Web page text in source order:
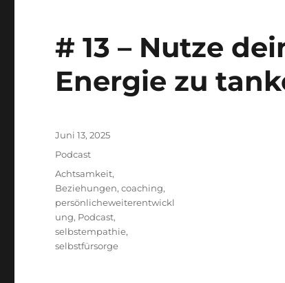
# 13 – Nutze
Energie zu
Veröffentlicht
Juni 13, 2025
Kategorien
Podcast
Schlagwörter
Achtsamkeit,
Beziehungen,coaching,
persönlicheweiterentwickl
ung, Podcast,
selbstempathie,
selbstfürsorge